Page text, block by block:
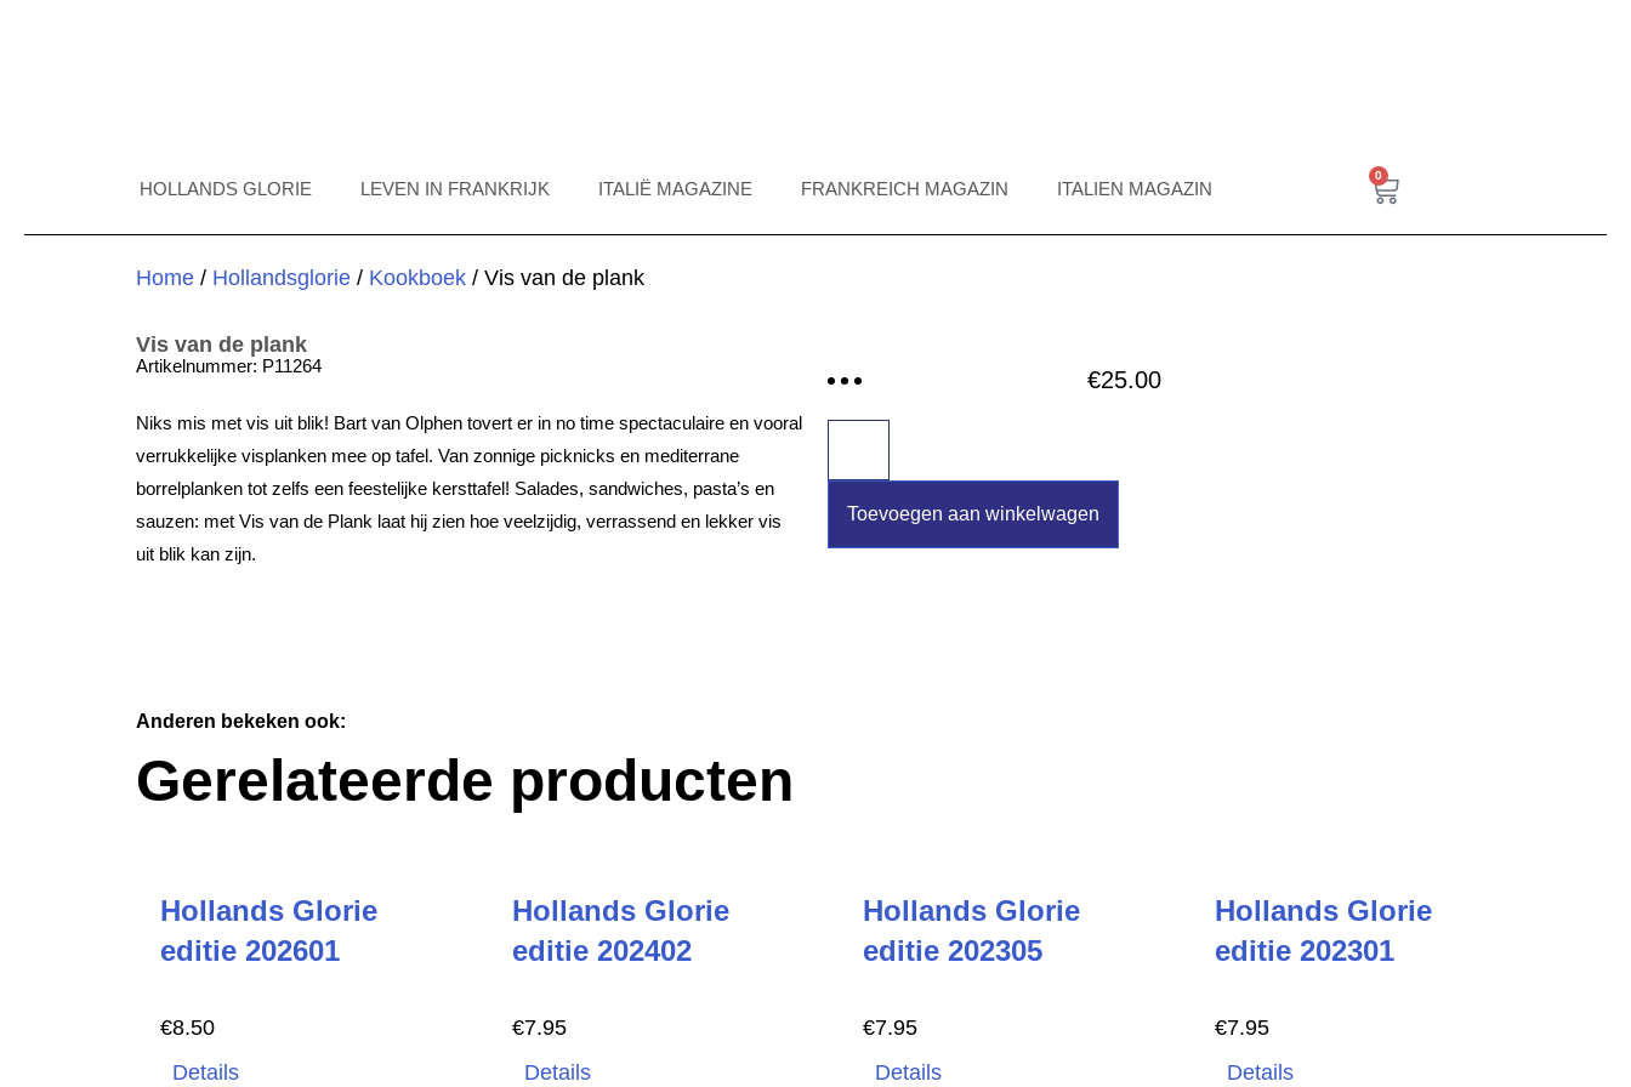
HOLLANDS GLORIE LEVEN IN FRANKRIJK ITALIË MAGAZINE FRANKREICH MAGAZIN ITALIEN MAGAZIN
0
Home / Hollandsglorie / Kookboek / Vis van de plank
Vis van de plank
Artikelnummer: P11264
Niks mis met vis uit blik! Bart van Olphen tovert er in no time spectaculaire en vooral
verrukkelijke visplanken mee op tafel. Van zonnige picknicks en mediterrane
borrelplanken tot zelfs een feestelijke kersttafel! Salades, sandwiches, pasta’s en
sauzen: met Vis van de Plank laat hij zien hoe veelzijdig, verrassend en lekker vis
uit blik kan zijn.
€25.00
Toevoegen aan winkelwagen
Anderen bekeken ook:
Gerelateerde producten
Hollands Glorie
editie 202601
€8.50
Details
Hollands Glorie
editie 202402
€7.95
Details
Hollands Glorie
editie 202305
€7.95
Details
Hollands Glorie
editie 202301
€7.95
Details